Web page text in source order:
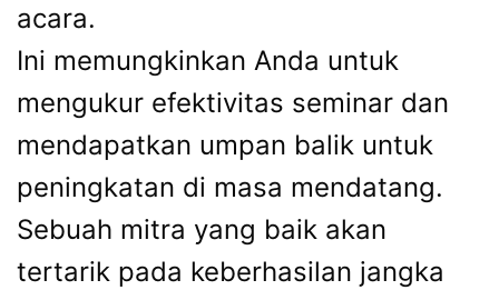
acara.
Ini memungkinkan Anda untuk
mengukur efektivitas seminar dan
mendapatkan umpan balik untuk
peningkatan di masa mendatang.
Sebuah mitra yang baik akan
tertarik pada keberhasilan jangka